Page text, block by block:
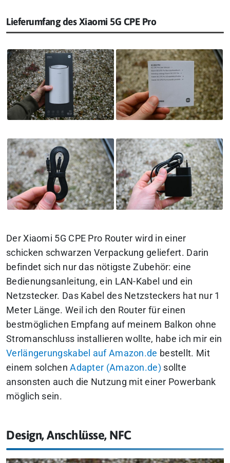
Lieferumfang des Xiaomi 5G CPE Pro
Der Xiaomi 5G CPE Pro Router wird in einer
schicken schwarzen Verpackung geliefert. Darin
befindet sich nur das nötigste Zubehör: eine
Bedienungsanleitung, ein LAN-Kabel und ein
Netzstecker. Das Kabel des Netzsteckers hat nur 1
Meter Länge. Weil ich den Router für einen
bestmöglichen Empfang auf meinem Balkon ohne
Stromanschluss installieren wollte, habe ich mir ein
Verlängerungskabel auf Amazon.de bestellt. Mit
einem solchenAdapter (Amazon.de) sollte
ansonsten auch die Nutzung mit einer Powerbank
möglich sein.
Design, Anschlüsse, NFC